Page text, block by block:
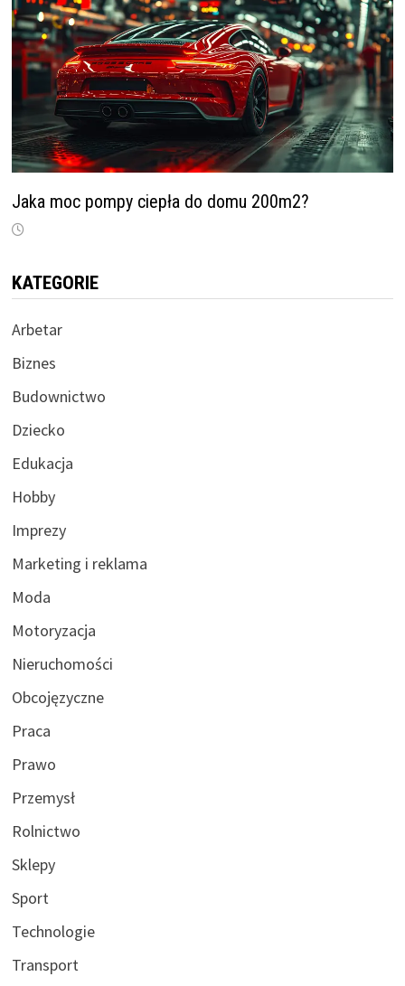
Jaka moc pompy ciepła do domu 200m2?
KATEGORIE
Arbetar
Biznes
Budownictwo
Dziecko
Edukacja
Hobby
Imprezy
Marketing i reklama
Moda
Motoryzacja
Nieruchomości
Obcojęzyczne
Praca
Prawo
Przemysł
Rolnictwo
Sklepy
Sport
Technologie
Transport